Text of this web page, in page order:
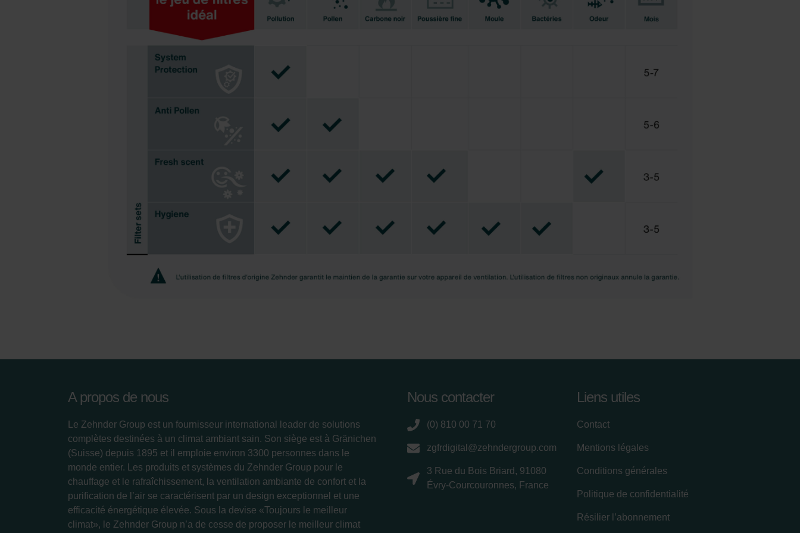
Zehnder Group Ibérica SAU: Política de privacidad
Zehnder Group Italia S.r.l.: Privacy
Zehnder Group İç Mekan İklimlendirme Sanayi ve Ticaret Limitet Şirketi: Web Sitesi Çerezleri
Zehnder Group Nederland bv: Privacyverklaringen
Zehnder Group Sales International: Privacy Policy
Zehnder Group Schweiz AG: Datenschutz
Zehnder Group UK Limited: Privacy Policy
A propos de nous
Le Zehnder Group est un fournisseur international leader de solutions
complètes destinées à un climat ambiant sain. Son siège est à Gränichen
(Suisse) depuis 1895 et il emploie environ 3300 personnes dans le
monde entier. Les produits et systèmes du Zehnder Group pour le
chauffage et le rafraîchissement, la ventilation ambiante de confort et la
purification de l’air se caractérisent par un design exceptionnel et une
efficacité énergétique élevée. Sous la devise «Toujours le meilleur
climat», le Zehnder Group n’a de cesse de proposer le meilleur climat
Nous contacter
(0) 810 00 71 70
zgfrdigital@zehndergroup.com
3 Rue du Bois Briard, 91080
Évry-Courcouronnes, France
Liens utiles
Contact
Mentions légales
Conditions générales
Politique de confidentialité
Résilier l’abonnement